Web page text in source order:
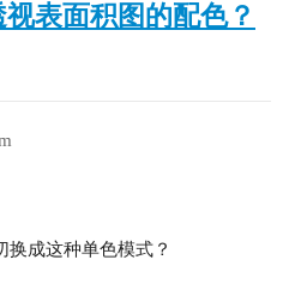
表面积图的配色？
换成这种单色模式？